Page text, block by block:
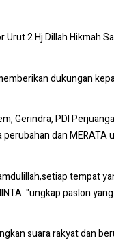
2 Hj Dillah Hikmah
dukungan
Gerindra, PDI
dan MERATA
tempat
"ungkap paslon
suara rakyat dan